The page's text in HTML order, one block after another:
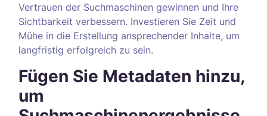
Vertrauen der Suchmaschinen gewinnen und Ihre
Sichtbarkeit verbessern. Investieren Sie Zeit und
Mühe in die Erstellung ansprechender Inhalte, um
langfristig erfolgreich zu sein.
Fügen Sie Metadaten hinzu,
um